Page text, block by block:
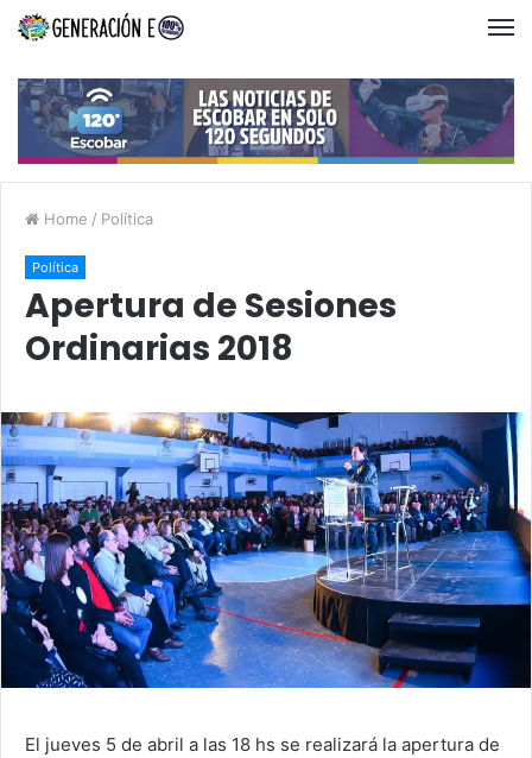
Home / Política
Política
Apertura de Sesiones
Ordinarias 2018
El jueves 5 de abril a las 18 hs se realizará la apertura de